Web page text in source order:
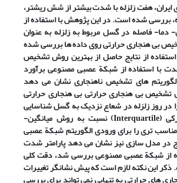
هفت زلزله با شدت بیشتر ازششریشتر،
بررسیشده است. در این پژوهش با استفاده از
-دما-فاصله در گسل مربوط به زلزله بهعنوان
بی‏ هنجاری حرارتی روی داده‏ ها بررسیشده
استفاده از نتایج حاصل از بهترین روش تشخیص
با استفاده از شبکة عصبی مصنوعی برآورد
‏های تشخیص ناهنجاری نشان می ‏دهد
بی ‏هنجاری حرارتی بی‏ هنجاری حرارتی
در روز زلزله در شعاع نزدیک به گسل شناسایی
(
Interquartile) نسبت به روش میانگین-
مناسب ‏تری را برای ورودی الگوریتم شبکة عصبی
در مدل ‏سازی نیز نشان می ‏دهد پارامتر شدت
از شبکة عصبی مصنوعی بررسیشد،دقت کلی
ذکر این نکتهلازم است که پیش ‏نشانگر تغییرات